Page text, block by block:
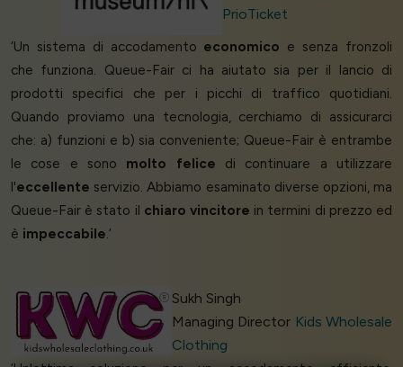
PrioTicket
‘Un sistema di accodamento economico e senza fronzoli
che funziona. Queue-Fair ci ha aiutato sia per il lancio di
prodotti specifici che per i picchi di traffico quotidiani.
Quando proviamo una tecnologia, cerchiamo di assicurarci
che: a) funzioni e b) sia conveniente; Queue-Fair è entrambe
le cose e sono molto felice di continuare a utilizzare
l'eccellente servizio. Abbiamo esaminato diverse opzioni, ma
Queue-Fair è stato il chiaro vincitore in termini di prezzo ed
è impeccabile .’
Sukh Singh
Managing Director Kids Wholesale
Clothing